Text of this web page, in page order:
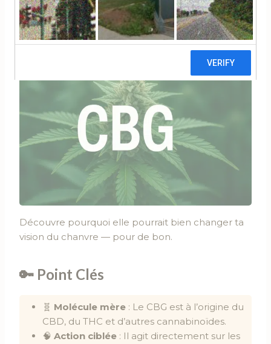
⏱️ Temps de lecture: 10 minutes
Découvre pourquoi elle pourrait bien changer ta
vision du chanvre — pour de bon.
🔑 Point Clés
🧬 Molécule mère : Le CBG est à l’origine du
CBD, du THC et d’autres cannabinoïdes.
🧠 Action ciblée : Il agit directement sur les